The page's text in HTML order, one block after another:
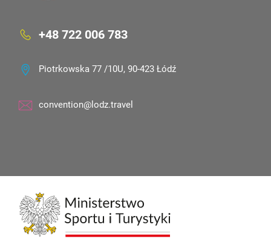
+48 722 006 783
Piotrkowska 77 /10U, 90-423 Łódź
convention@lodz.travel